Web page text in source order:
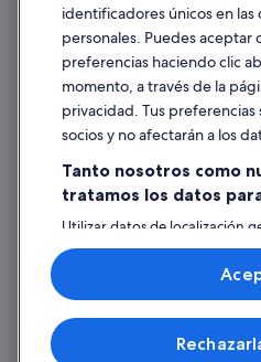
Ayuda
Cancelar un vuelo
Cancelar una reserva de hotel o de
Utilizar un cupón de Expedia
Documentos para viajes
© 2026 Expedia, Inc., una empresa
derechos reservados. Expedia y el
identificadores únicos en
personales. Puedes aceptar
preferencias haciendo clic
momento, a través de la
privacidad. Tus
socios y no afectarán a los
Tanto nosotros como
tratamos los datos
Utilizar datos de localización
activamente las
identificación. Almacenar la
y/o acceder a ella. Publicidad
medición de publicidad y
audiencia y desarrollo de
Lista de asociados